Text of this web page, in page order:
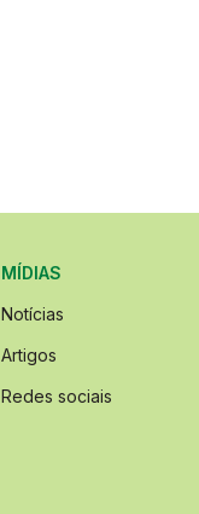
MÍDIAS
Notícias
Artigos
Redes sociais